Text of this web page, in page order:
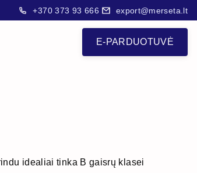
+370 373 93 666 export@merseta.lt
E-PARDUOTUVĖ
idealiai tinka B gaisrų klasei